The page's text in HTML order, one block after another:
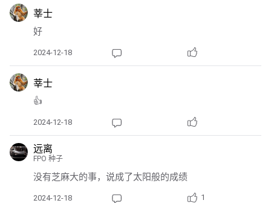
莘士
好
2024-12-18
莘士
👍
2024-12-18
远离
FPO 种子
没有芝麻大的事，说成了太阳般的成绩
2024-12-18 1